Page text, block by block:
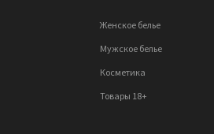
Женское белье
Мужское белье
Косметика
Товары 18+